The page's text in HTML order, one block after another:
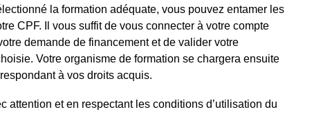
la formation adéquate, vous pouvez entamer les
CPF. Il vous suffit de vous connecter à votre compte
demande de financement et de valider votre
Votre organisme de formation se chargera ensuite
à vos droits acquis.
attention et en respectant les conditions d’utilisation du